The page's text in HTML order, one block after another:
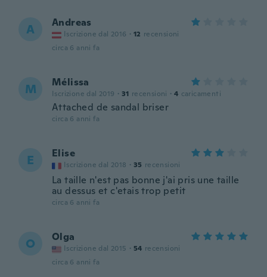
A Andreas
Iscrizione dal 2016 · 12 recensioni
circa 6 anni fa
M Mélissa
Iscrizione dal 2019 · 31 recensioni · 4 caricamenti
Attached de sandal briser
circa 6 anni fa
E Elise
Iscrizione dal 2018 · 35 recensioni
La taille n'est pas bonne j'ai pris une taille
au dessus et c'etais trop petit
circa 6 anni fa
O Olga
Iscrizione dal 2015 · 54 recensioni
circa 6 anni fa